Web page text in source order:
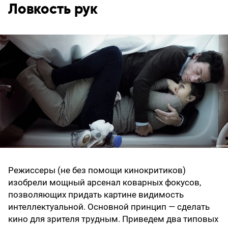
Ловкость рук
Режиссеры (не без помощи кинокритиков)
изобрели мощный арсенал коварных фокусов,
позволяющих придать картине видимость
интеллектуальной. Основной принцип — сделать
кино для зрителя трудным. Приведем два типовых